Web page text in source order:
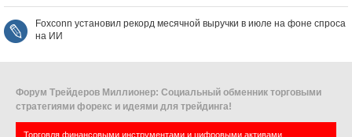
Foxconn установил рекорд месячной выручки в июле на фоне спроса
на ИИ
Форум Трейдеров Миллионер: Социальный обменник торговыми
стратегиями форекс и идеями для трейдинга!
Торговля финансовыми инструментами и цифровыми активами